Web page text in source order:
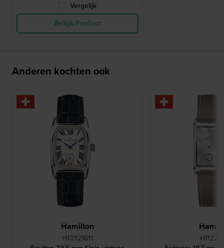
Vergelijk
Bekijk Product
Anderen kochten ook
Hamilton
H13321611